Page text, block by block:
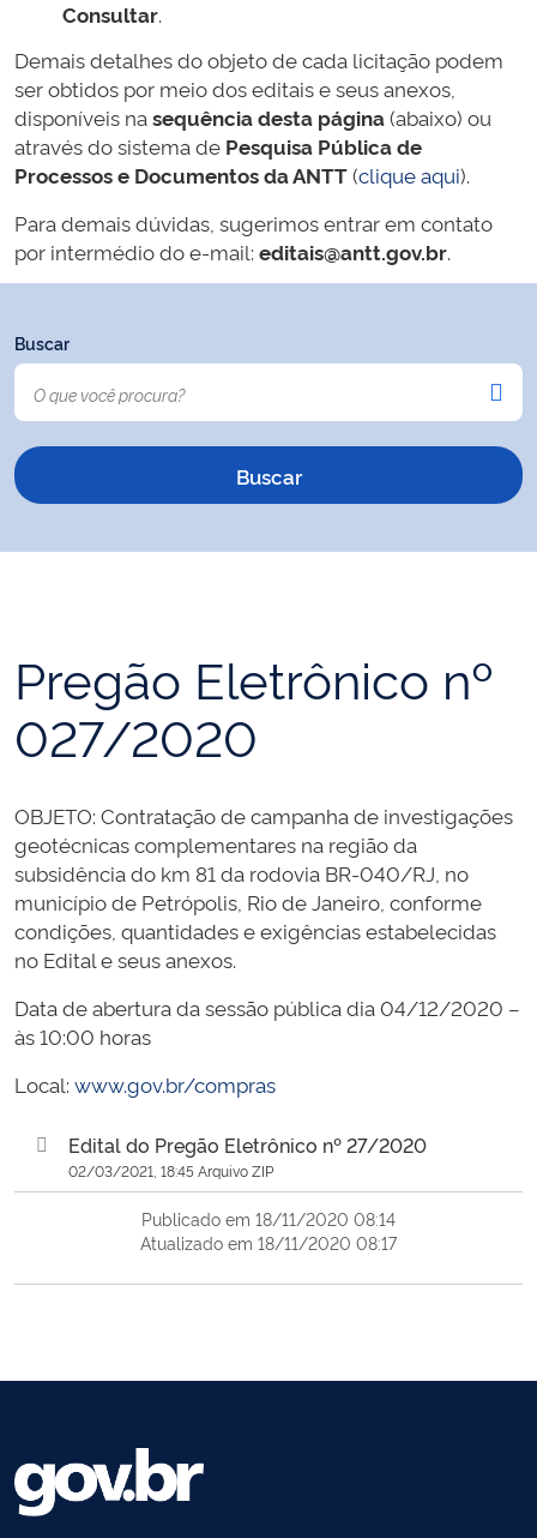
Consultar.
Demais detalhes do objeto de cada licitação podem
ser obtidos por meio dos editais e seus anexos,
disponíveis nasequência desta página(abaixo) ou
através do sistema de Pesquisa Pública de
Processos e Documentos da ANTT(clique aqui).
Para demais dúvidas, sugerimos entrar em contato
por intermédio do e-mail: editais@antt.gov.br.
Buscar
Pregão Eletrônico nº
027/2020
OBJETO: Contratação de campanha de investigações
geotécnicas complementares na região da
subsidência do km 81 da rodovia BR-040/RJ, no
município de Petrópolis, Rio de Janeiro, conforme
condições, quantidades e exigências estabelecidas
no Edital e seus anexos.
Data de abertura da sessão pública dia 04/12/2020 –
às 10:00 horas
Local: www.gov.br/compras
Edital do Pregão Eletrônico nº 27/2020
02/03/2021, 18:45 Arquivo ZIP
Publicado em 18/11/2020 08:14
Atualizado em 18/11/2020 08:17